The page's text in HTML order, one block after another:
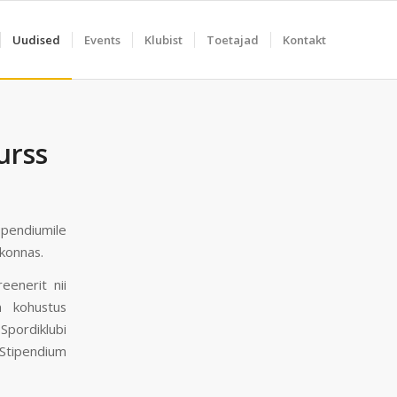
Uudised Events Klubist Toetajad Kontakt
nii